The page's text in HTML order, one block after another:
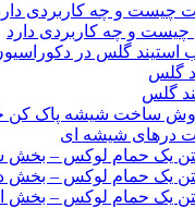
چیست و چه کاربردی
چیست و چه کاربردی دارد
استیند گلس در
گلس
گلس
ساخت شیشه پاک کن
درهای شیشه ای
یک حمام لوکس – بخش
یک حمام لوکس – بخش
یک حمام لوکس – بخش